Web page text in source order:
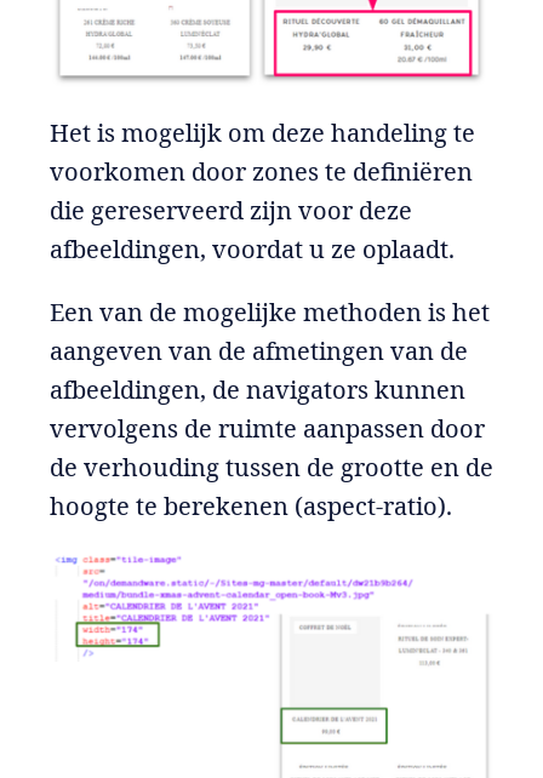
Het is mogelijk om deze handeling te
voorkomen door zones te definiëren
die gereserveerd zijn voor deze
afbeeldingen, voordat u ze oplaadt.
Een van de mogelijke methoden is het
aangeven van de afmetingen van de
afbeeldingen, de navigators kunnen
vervolgens de ruimte aanpassen door
de verhouding tussen de grootte en de
hoogte te berekenen (aspect-ratio).